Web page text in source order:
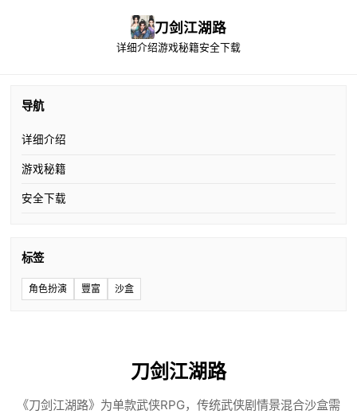
刀剑江湖路
详细介绍游戏秘籍安全下载
导航
详细介绍
游戏秘籍
安全下载
标签
角色扮演 豐富 沙盒
刀剑江湖路
《刀剑江湖路》为单款武侠RPG，传统武侠剧情景混合沙盒需